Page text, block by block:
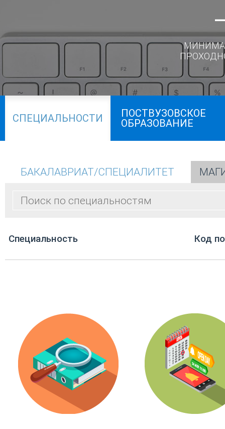
СПЕЦИАЛЬНОСТИ
ПОСТВУЗОВСКОЕ
ОБРАЗОВАНИЕ
БАКАЛАВРИАТ/СПЕЦИАЛИТЕТ
Cпециальность Код